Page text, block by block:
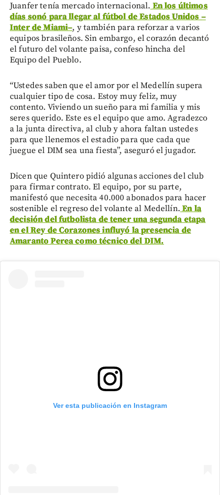
Juanfer tenía mercado internacional.En los últimos
días sonó para llegar al fútbol de Estados Unidos–
Inter de Miami–, y también para reforzar a varios
equipos brasileños. Sin embargo, el corazón decantó
el futuro del volante paisa, confeso hincha del
Equipo del Pueblo.
“Ustedes saben que el amor por el Medellín supera
cualquier tipo de cosa. Estoy muy feliz, muy
contento. Viviendo un sueño para mi familia y mis
seres querido. Este es el equipo que amo. Agradezco
a la junta directiva, al club y ahora faltan ustedes
para que llenemos el estadio para que cada que
juegue el DIM sea una fiesta”, aseguró el jugador.
Dicen que Quintero pidió algunas acciones del club
para firmar contrato. El equipo, por su parte,
manifestó que necesita 40.000 abonados para hacer
sostenible el regreso del volante al Medellín.En la
decisión del futbolista de tener una segunda etapa
en el Rey de Corazones influyó la presencia de
Amaranto Perea como técnico del DIM.
Ver esta publicación en Instagram